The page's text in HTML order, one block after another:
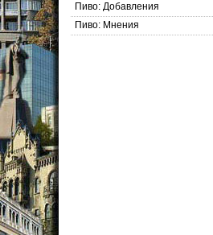
Пиво: Добавления
Пиво: Мнения